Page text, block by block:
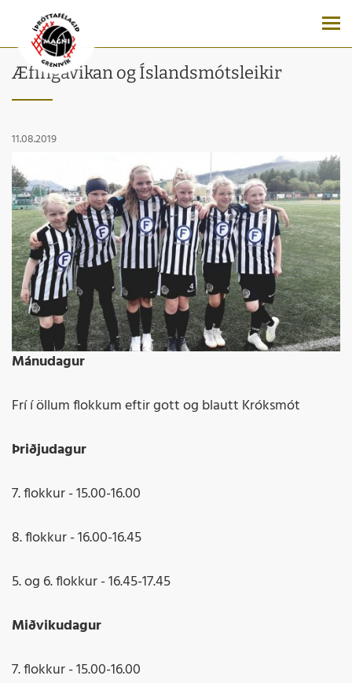
Æfingavikan og Íslandsmótsleikir
11.08.2019
Mánudagur
Frí í öllum flokkum eftir gott og blautt Króksmót
Þriðjudagur
7. flokkur - 15.00-16.00
8. flokkur - 16.00-16.45
5. og 6. flokkur - 16.45-17.45
Miðvikudagur
7. flokkur - 15.00-16.00